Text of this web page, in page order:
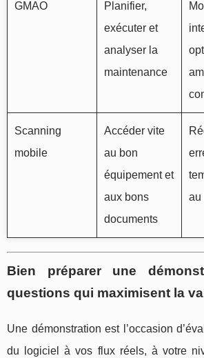
GMAO
Planifier,
exécuter et
analyser la
maintenance
Scanning
mobile
Accéder vite
au bon
équipement et
aux bons
documents
au
Bien préparer une
questions qui maximisent la
Une démonstration est l’occasion
du logiciel à vos flux réels, à votre